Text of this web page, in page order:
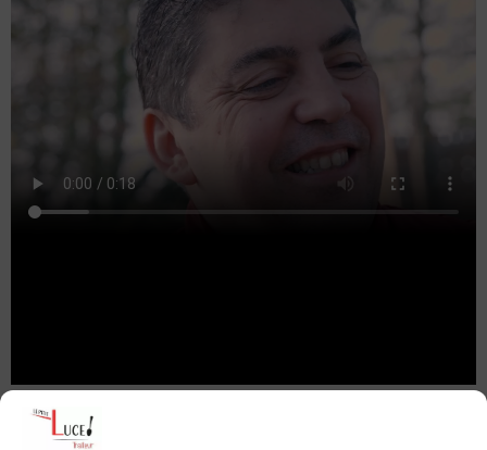
Traiteur en Loire Atlantique pour